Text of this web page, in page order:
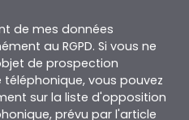
de mes données
au RGPD. Si vous ne
de prospection
vous pouvez
sur la liste d'opposition
prévu par l'article